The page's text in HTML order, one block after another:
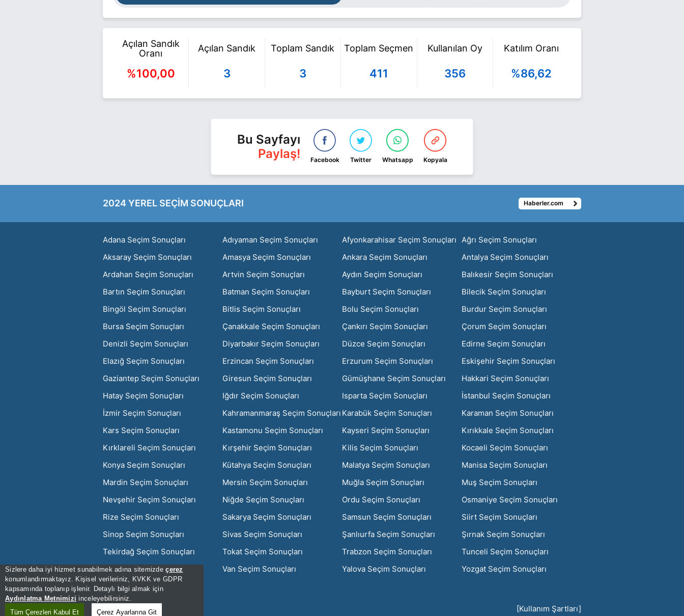
Sizlere daha iyi hizmet sunabilmek adına sitemizdeçerez
konumlandırmaktayız. Kişisel verileriniz, KVKK ve GDPR
kapsamında toplanıp işlenir. Detaylı bilgi almak için
Aydınlatma Metnimizi inceleyebilirsiniz.
Tüm Çerezleri Kabul Et
Çerez Ayarlarına Git
Açılan Sandık
Oranı
%100,00
Açılan Sandık
3
Toplam Sandık
3
Toplam Seçmen
411
Kullanılan Oy
356
Katılım Oranı
%86,62
Bu Sayfayı
Paylaş!
Facebook Twitter Whatsapp Kopyala
2024 YEREL SEÇİM SONUÇLARI Haberler.com
Adana Seçim Sonuçları Adıyaman Seçim Sonuçları Afyonkarahisar Seçim Sonuçları Ağrı Seçim Sonuçları
Aksaray Seçim Sonuçları
Amasya Seçim Sonuçları Ankara Seçim Sonuçları
Antalya Seçim Sonuçları
Ardahan Seçim Sonuçları
Artvin Seçim Sonuçları Aydın Seçim Sonuçları
Balıkesir Seçim Sonuçları
Bartın Seçim Sonuçları
Batman Seçim Sonuçları Bayburt Seçim Sonuçları
Bilecik Seçim Sonuçları
Bingöl Seçim Sonuçları
Bitlis Seçim Sonuçları Bolu Seçim Sonuçları
Burdur Seçim Sonuçları
Bursa Seçim Sonuçları
Çanakkale Seçim Sonuçları Çankırı Seçim Sonuçları
Çorum Seçim Sonuçları
Denizli Seçim Sonuçları
Diyarbakır Seçim Sonuçları Düzce Seçim Sonuçları
Edirne Seçim Sonuçları
Elazığ Seçim Sonuçları
Erzincan Seçim Sonuçları Erzurum Seçim Sonuçları
Eskişehir Seçim Sonuçları
Gaziantep Seçim Sonuçları
Giresun Seçim Sonuçları Gümüşhane Seçim Sonuçları
Hakkari Seçim Sonuçları
Hatay Seçim Sonuçları
Iğdır Seçim Sonuçları Isparta Seçim Sonuçları
İstanbul Seçim Sonuçları
İzmir Seçim Sonuçları
Kahramanmaraş Seçim Sonuçları Karabük Seçim Sonuçları
Karaman Seçim Sonuçları
Kars Seçim Sonuçları
Kastamonu Seçim Sonuçları Kayseri Seçim Sonuçları
Kırıkkale Seçim Sonuçları
Kırklareli Seçim Sonuçları
Kırşehir Seçim Sonuçları Kilis Seçim Sonuçları
Kocaeli Seçim Sonuçları
Konya Seçim Sonuçları
Kütahya Seçim Sonuçları Malatya Seçim Sonuçları
Manisa Seçim Sonuçları
Mardin Seçim Sonuçları
Mersin Seçim Sonuçları Muğla Seçim Sonuçları
Muş Seçim Sonuçları
Nevşehir Seçim Sonuçları
Niğde Seçim Sonuçları Ordu Seçim Sonuçları
Osmaniye Seçim Sonuçları
Rize Seçim Sonuçları
Sakarya Seçim Sonuçları Samsun Seçim Sonuçları
Siirt Seçim Sonuçları
Sinop Seçim Sonuçları
Sivas Seçim Sonuçları Şanlıurfa Seçim Sonuçları
Şırnak Seçim Sonuçları
Tekirdağ Seçim Sonuçları
Tokat Seçim Sonuçları Trabzon Seçim Sonuçları
Tunceli Seçim Sonuçları
Uşak Seçim Sonuçları
Van Seçim Sonuçları Yalova Seçim Sonuçları
Yozgat Seçim Sonuçları
Zonguldak Seçim Sonuçları
[Hata Bildir] - 09:23:09 - .3 [Kullanım Şartları]